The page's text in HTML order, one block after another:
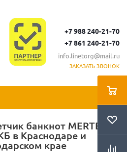
+7 988 240-21-70
+7 861 240-21-70
info.linetorg@mail.ru
ЗАКАЗАТЬ ЗВОНОК
банкнот MERTECH
в Краснодаре и
крае